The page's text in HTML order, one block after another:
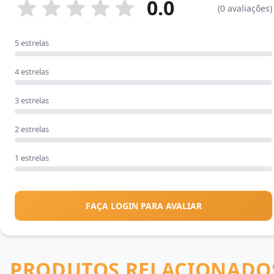
0.0 (0 avaliações)
5 estrelas
4 estrelas
3 estrelas
2 estrelas
1 estrelas
FAÇA LOGIN PARA AVALIAR